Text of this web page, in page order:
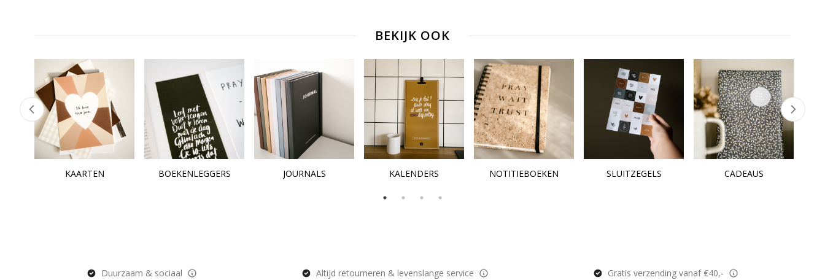
BEKIJK OOK
KAARTEN BOEKENLEGGERS JOURNALS KALENDERS NOTITIEBOEKEN SLUITZEGELS CADEAUS
Duurzaam & sociaal Altijd retourneren & levenslange service Gratis verzending vanaf €40,-